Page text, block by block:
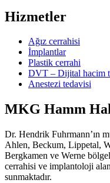
Hizmetler
Ağız cerrahisi
İmplantlar
Plastik cerrahi
DVT – Dijital hacim
Anestezi tedavisi
MKG Hamm
Dr. Hendrik Fuhrmann’ın
Ahlen, Beckum, Lippetal,
Bergkamen ve Werne
cerrahisi ve implantoloji
sunmaktadır.